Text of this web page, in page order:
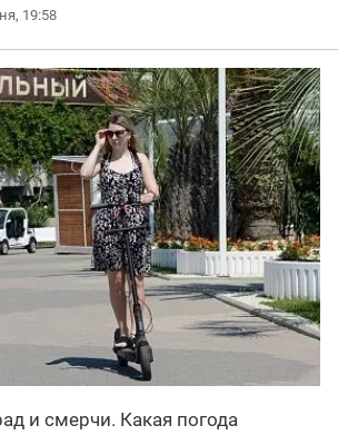
19:58
и смерчи. Какая погода